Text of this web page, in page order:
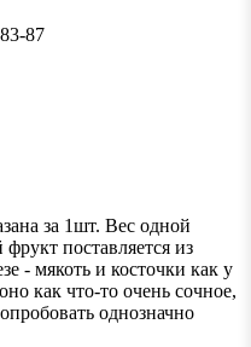
87
за 1шт. Вес одной
поставляется из
- мякоть и косточки как у
как что-то очень сочное,
однозначно